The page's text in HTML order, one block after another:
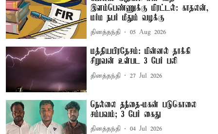
இளம்பெண்ணுக்கு மிரட்டல்: காதலன்,
மர்ம நபர் மீதும் வழக்கு
தினத்தந்தி 05 Aug 2026
மத்தியபிரதேசம்: மின்னல் தாக்கி
சிறுவன் உள்பட 3 பேர் பலி
தினத்தந்தி 27 Jul 2026
நெல்லை தந்தை-மகன் படுகொலை
சம்பவம்; 3 பேர் கைது
தினத்தந்தி 04 Jul 2026